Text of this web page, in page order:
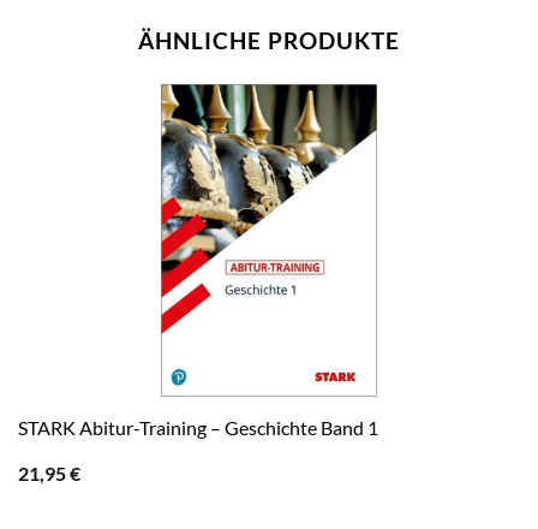
ÄHNLICHE PRODUKTE
STARK Abitur-Training – Geschichte Band 1
21,95€